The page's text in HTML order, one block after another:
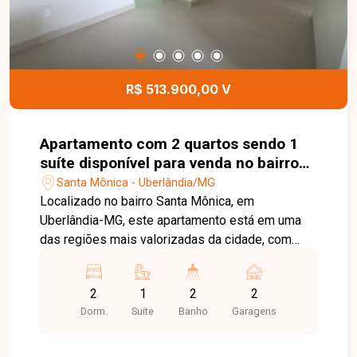
comodidade aos moradores. Esta é uma
excelente oportunidade para quem busca um
apartamento moderno, funcional e com
infraestrutura completa em uma localização
privilegiada no bairro Santa Mônica. Agende uma
visita e venha conhecer todos os detalhes deste
R$ 513.900,00 V
Apartamento com 2 quartos sendo 1
suíte disponível para venda no bairro
Santa Mônica em Uberlândia-MG
Santa Mônica - Uberlândia/MG
Localizado no bairro Santa Mônica, em
Uberlândia-MG, este apartamento está em uma
das regiões mais valorizadas da cidade, com
principais vias e proximidade com
supermercados, escolas, universidades,
farmácias, restaurantes e diversos comércios e
2
Dorm.
1
Suite
2
Banho
2
Garagens